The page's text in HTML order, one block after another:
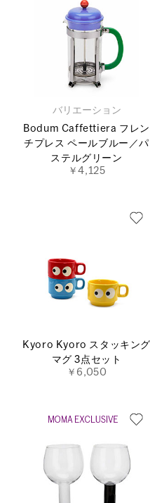
バリエーション
Bodum Caffettiera フレン
チプレス ペールブルー／パ
ステルグリーン
￥4,125
Kyoro Kyoro スタッキング
マグ 3点セット
￥6,050